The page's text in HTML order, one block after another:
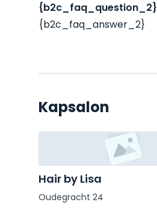
{b2c_faq_question_2}
{b2c_faq_answer_2}
Kapsalon
Hair by Lisa
Oudegracht 24